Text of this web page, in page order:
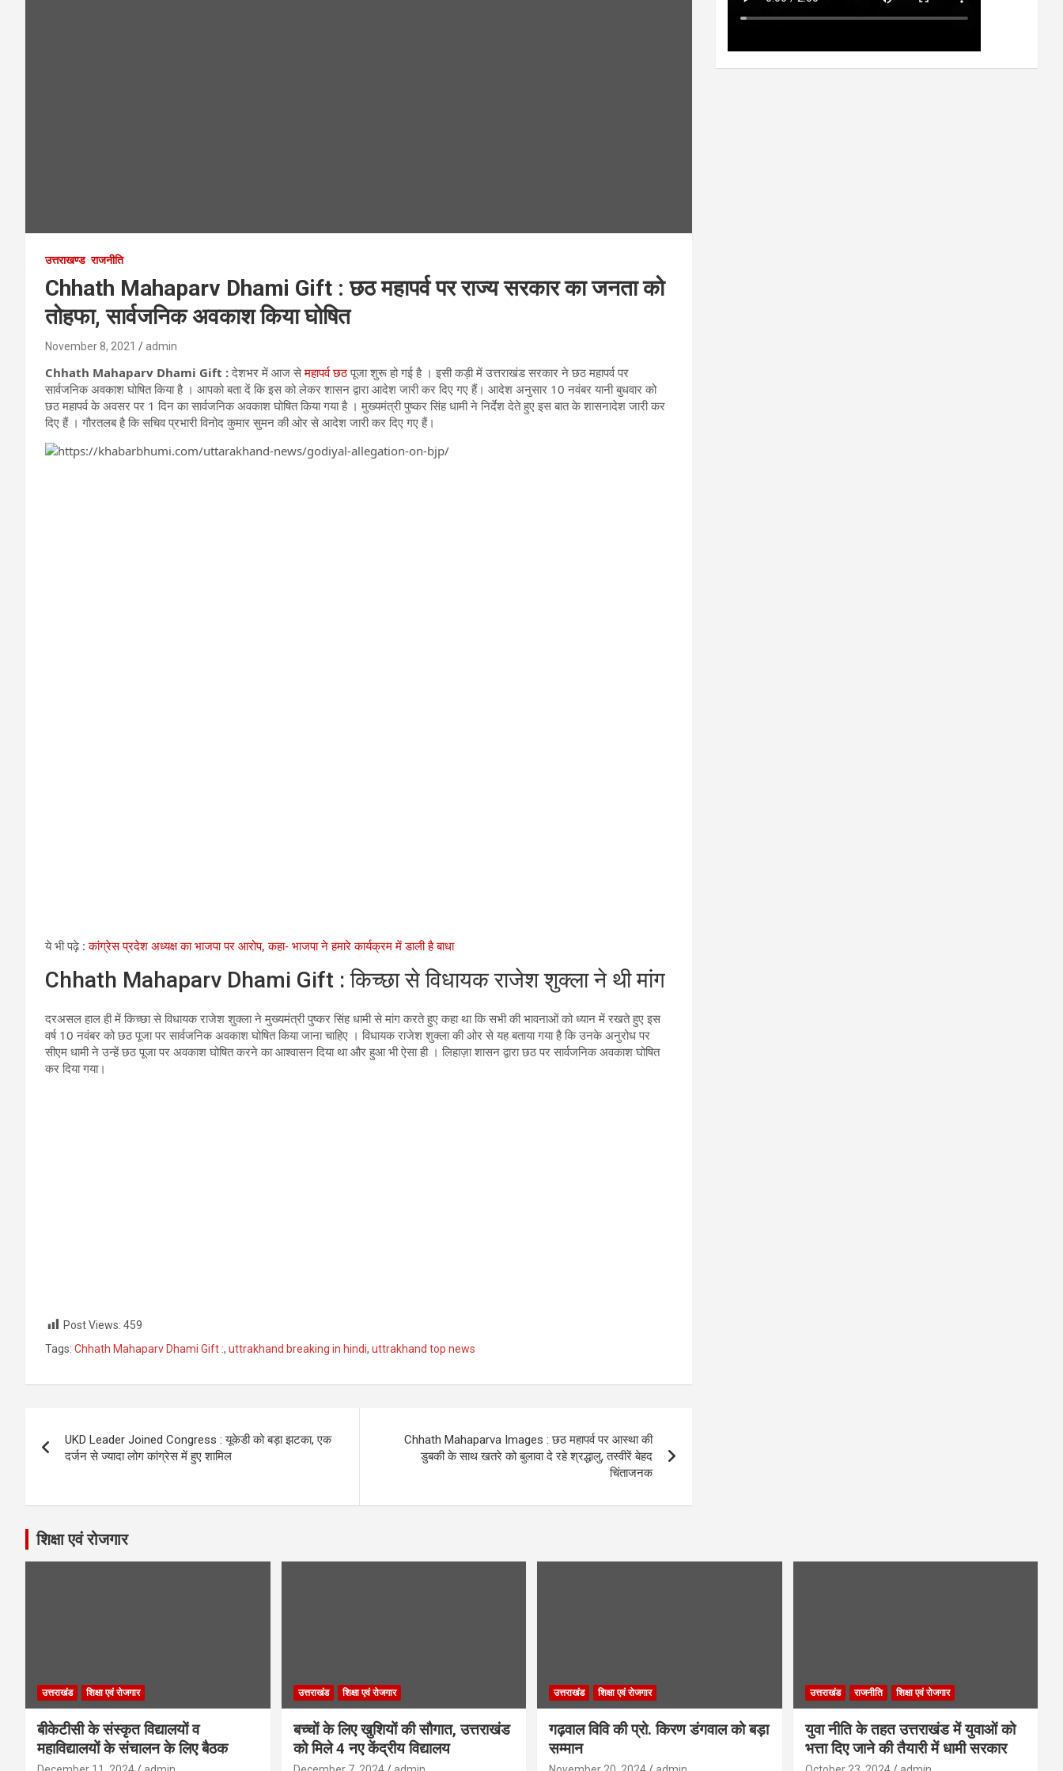
उत्तराखण्ड राजनीति
Chhath Mahaparv Dhami Gift : छठ महापर्व पर राज्य सरकार का जनता को
तोहफा, सार्वजनिक अवकाश किया घोषित
November 8, 2021 admin
Chhath Mahaparv Dhami Gift :देशभर में आज सेमहापर्व छठपूजा शुरू हो गई है । इसी कड़ी में उत्तराखंड सरकार ने छठ महापर्व पर
सार्वजनिक अवकाश घोषित किया है । आपको बता दें कि इस को लेकर शासन द्वारा आदेश जारी कर दिए गए हैं। आदेश अनुसार 10 नवंबर यानी बुधवार को
छठ महापर्व के अवसर पर 1 दिन का सार्वजनिक अवकाश घोषित किया गया है । मुख्यमंत्री पुष्कर सिंह धामी ने निर्देश देते हुए इस बात के शासनादेश जारी कर
दिए हैं । गौरतलब है कि सचिव प्रभारी विनोद कुमार सुमन की ओर से आदेश जारी कर दिए गए हैं।
ये भी पढ़े :कांग्रेस प्रदेश अध्यक्ष का भाजपा पर आरोप, कहा- भाजपा ने हमारे कार्यक्रम में डाली है बाधा
Chhath Mahaparv Dhami Gift : किच्छा से विधायक राजेश शुक्ला ने थी मांग
दरअसल हाल ही में किच्छा से विधायक राजेश शुक्ला ने मुख्यमंत्री पुष्कर सिंह धामी से मांग करते हुए कहा था कि सभी की भावनाओं को ध्यान में रखते हुए इस
वर्ष 10 नवंबर को छठ पूजा पर सार्वजनिक अवकाश घोषित किया जाना चाहिए । विधायक राजेश शुक्ला की ओर से यह बताया गया है कि उनके अनुरोध पर
सीएम धामी ने उन्हें छठ पूजा पर अवकाश घोषित करने का आश्वासन दिया था और हुआ भी ऐसा ही । लिहाज़ा शासन द्वारा छठ पर सार्वजनिक अवकाश घोषित
कर दिया गया।
Post Views: 459
Tags: Chhath Mahaparv Dhami Gift :, uttrakhand breaking in hindi, uttrakhand top news
navigation
UKD Leader Joined Congress : यूकेडी को बड़ा झटका, एक
दर्जन से ज्यादा लोग कांग्रेस में हुए शामिल
Chhath Mahaparva Images : छठ महापर्व पर आस्था की
डुबकी के साथ खतरे को बुलावा दे रहे श्रद्धालु, तस्वीरें बेहद
चिंताजनक
शिक्षा एवं रोजगार
उत्तराखंड शिक्षा एवं रोजगार
बीकेटीसी के संस्कृत विद्यालयों व
महाविद्यालयों के संचालन के लिए बैठक
उत्तराखंड शिक्षा एवं रोजगार
बच्चों के लिए खुशियों की सौगात, उत्तराखंड
को मिले 4 नए केंद्रीय विद्यालय
उत्तराखंड शिक्षा एवं रोजगार
गढ़वाल विवि की प्रो. किरण डंगवाल को बड़ा
सम्मान
उत्तराखंड राजनीति शिक्षा एवं रोजगार
युवा नीति के तहत उत्तराखंड में युवाओं को
भत्ता दिए जाने की तैयारी में धामी सरकार